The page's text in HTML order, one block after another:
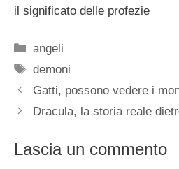
il significato delle profezie
Categorie
angeli
Tag
demoni
Gatti, possono vedere i
Dracula, la storia reale
Lascia un commento